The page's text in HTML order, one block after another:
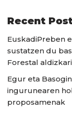
Recent
EuskadiPreben
sustatzen du
Forestal
Egur eta
ingurunearen
proposamenak